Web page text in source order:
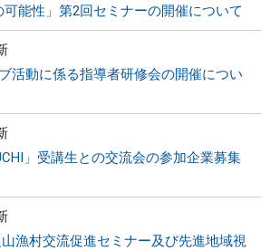
能性」第2回セミナーの開催について
活動に係る指導者研修会の開催につい
」受講生との交流会の参加企業募集
山漁村交流促進セミナー及び先進地域視